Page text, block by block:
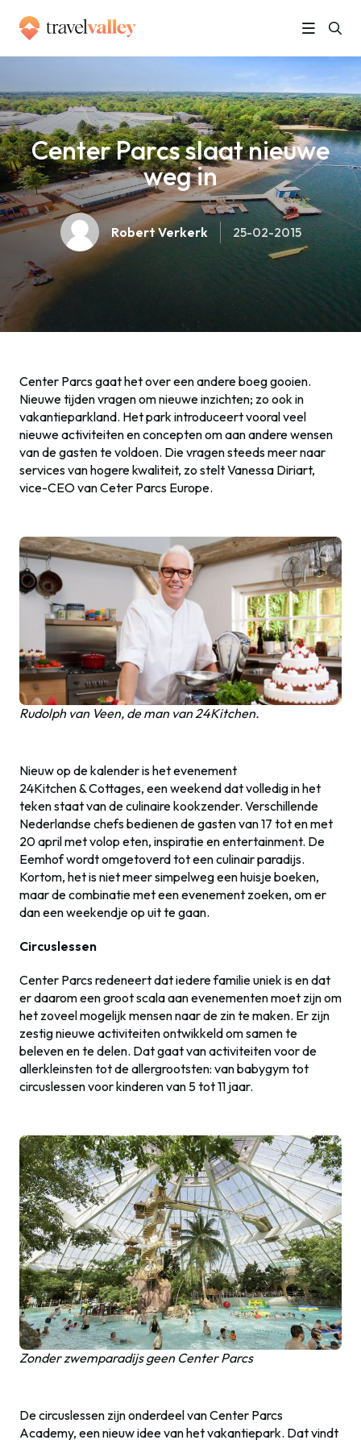
Center Parcs slaat nieuwe
weg in
Robert Verkerk 25-02-2015
Center Parcs gaat het over een andere boeg gooien.
Nieuwe tijden vragen om nieuwe inzichten; zo ook in
vakantieparkland. Het park introduceert vooral veel
nieuwe activiteiten en concepten om aan andere wensen
van de gasten te voldoen. Die vragen steeds meer naar
services van hogere kwaliteit, zo stelt Vanessa Diriart,
vice-CEO van Ceter Parcs Europe.
Rudolph van Veen, de man van 24Kitchen.
Nieuw op de kalender is het evenement
24Kitchen & Cottages, een weekend dat volledig in het
teken staat van de culinaire kookzender. Verschillende
Nederlandse chefs bedienen de gasten van 17 tot en met
20 april met volop eten, inspiratie en entertainment. De
Eemhof wordt omgetoverd tot een culinair paradijs.
Kortom, het is niet meer simpelweg een huisje boeken,
maar de combinatie met een evenement zoeken, om er
dan een weekendje op uit te gaan.
Circuslessen
Center Parcs redeneert dat iedere familie uniek is en dat
er daarom een groot scala aan evenementen moet zijn om
het zoveel mogelijk mensen naar de zin te maken. Er zijn
zestig nieuwe activiteiten ontwikkeld om samen te
beleven en te delen. Dat gaat van activiteiten voor de
allerkleinsten tot de allergrootsten: van babygym tot
circuslessen voor kinderen van 5 tot 11 jaar.
Zonder zwemparadijs geen Center Parcs
De circuslessen zijn onderdeel van Center Parcs
Academy, een nieuw idee van het vakantiepark. Dat vindt